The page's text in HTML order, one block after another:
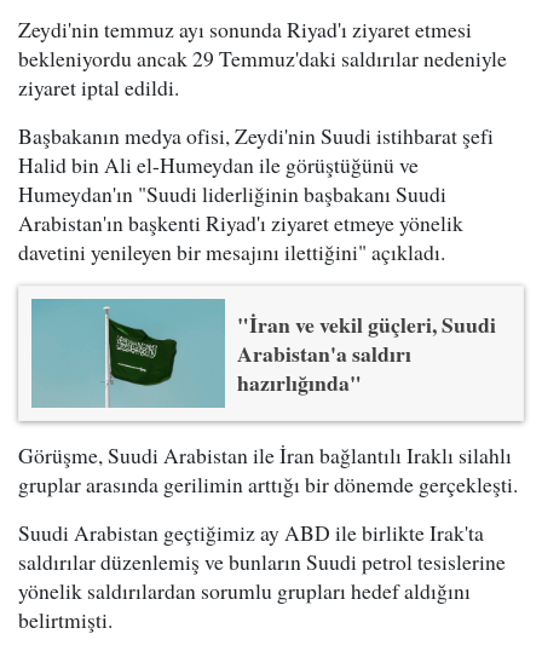
Zeydi'nin temmuz ayı sonunda Riyad'ı ziyaret etmesi
bekleniyordu ancak 29 Temmuz'daki saldırılar nedeniyle
ziyaret iptal edildi.
Başbakanın medya ofisi, Zeydi'nin Suudi istihbarat şefi
Halid bin Ali el-Humeydan ile görüştüğünü ve
Humeydan'ın "Suudi liderliğinin başbakanı Suudi
Arabistan'ın başkenti Riyad'ı ziyaret etmeye yönelik
davetini yenileyen bir mesajını ilettiğini" açıkladı.
"İran ve vekil güçleri, Suudi
Arabistan'a saldırı
hazırlığında"
Görüşme, Suudi Arabistan ile İran bağlantılı Iraklı silahlı
gruplar arasında gerilimin arttığı bir dönemde gerçekleşti.
Suudi Arabistan geçtiğimiz ay ABD ile birlikte Irak'ta
saldırılar düzenlemiş ve bunların Suudi petrol tesislerine
yönelik saldırılardan sorumlu grupları hedef aldığını
belirtmişti.